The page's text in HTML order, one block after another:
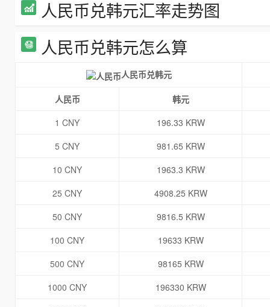
人民币兑韩元汇率走势图
人民币兑韩元怎么算
人民币兑韩元
人民币
韩元
1 CNY
196.33 KRW
5 CNY
981.65 KRW
10 CNY
1963.3 KRW
25 CNY
4908.25 KRW
50 CNY
9816.5 KRW
100 CNY
19633 KRW
500 CNY
98165 KRW
1000 CNY
196330 KRW